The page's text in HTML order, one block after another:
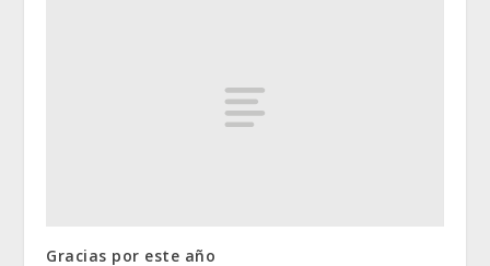
Gracias por este año